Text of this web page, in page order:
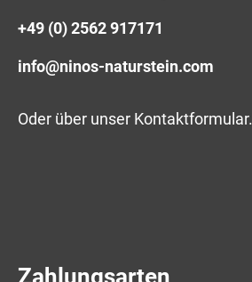
+49 (0) 2562 917171
info@ninos-naturstein.com
Oder über unser Kontaktformular.
Zahlungsarten